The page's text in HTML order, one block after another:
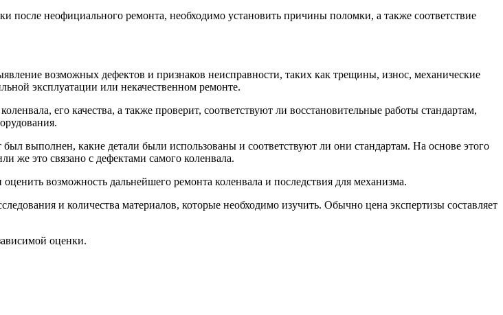
после неофициального ремонта, необходимо установить причины поломки, а также соответствие
возможных дефектов и признаков неисправности, таких как трещины, износ, механические
эксплуатации или некачественном ремонте.
его качества, а также проверит, соответствуют ли восстановительные работы стандартам,
выполнен, какие детали были использованы и соответствуют ли они стандартам. На основе этого
же это связано с дефектами самого коленвала.
возможность дальнейшего ремонта коленвала и последствия для механизма.
и количества материалов, которые необходимо изучить. Обычно цена экспертизы составляет
оценки.